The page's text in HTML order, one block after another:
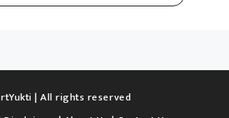
| All rights reserved